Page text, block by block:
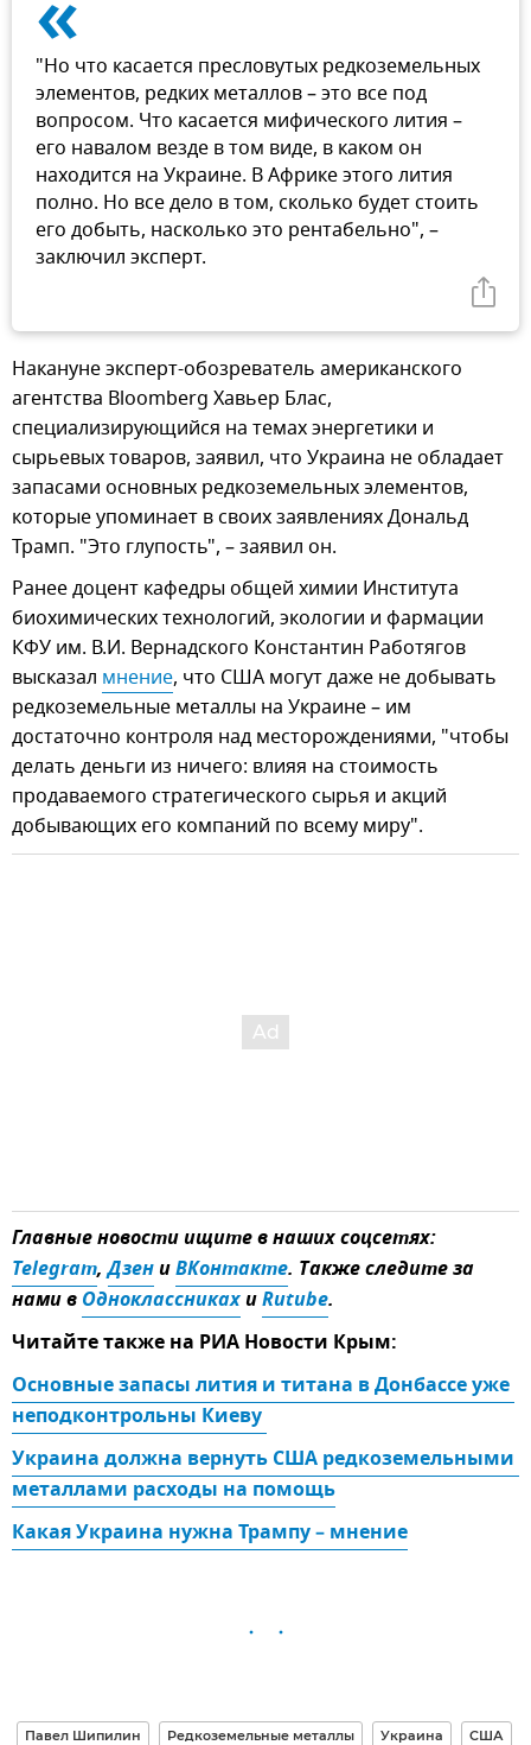
"Но что касается пресловутых редкоземельных
элементов, редких металлов – это все под
вопросом. Что касается мифического лития –
его навалом везде в том виде, в каком он
находится на Украине. В Африке этого лития
полно. Но все дело в том, сколько будет стоить
его добыть, насколько это рентабельно", –
заключил эксперт.
Накануне эксперт-обозреватель американского
агентства Bloomberg Хавьер Блас,
специализирующийся на темах энергетики и
сырьевых товаров, заявил, что Украина не обладает
запасами основных редкоземельных элементов,
которые упоминает в своих заявлениях Дональд
Трамп. "Это глупость", – заявил он.
Ранее доцент кафедры общей химии Института
биохимических технологий, экологии и фармации
КФУ им. В.И. Вернадского Константин Работягов
высказал мнение, что США могут даже не добывать
редкоземельные металлы на Украине – им
достаточно контроля над месторождениями, "чтобы
делать деньги из ничего: влияя на стоимость
продаваемого стратегического сырья и акций
добывающих его компаний по всему миру".
Главные новости ищите в наших соцсетях:
Telegram,ДзениВКонтакте. Также следите за
нами вОдноклассникахиRutube.
Читайте также на РИА Новости Крым:
Основные запасы лития и титана в Донбассе уже
неподконтрольны Киеву
Украина должна вернуть США редкоземельными
металлами расходы на помощь
Какая Украина нужна Трампу – мнение
Павел Шипилин Редкоземельные металлы Украина США